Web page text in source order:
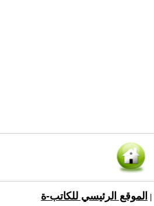
الموقع الرئيسي للكاتب-ة